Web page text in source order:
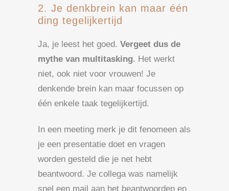
2. Je denkbrein kan maar één
ding tegelijkertijd
Ja, je leest het goed. Vergeet dus de
mythe van multitasking. Het werkt
niet, ook niet voor vrouwen! Je
denkende brein kan maar focussen op
één enkele taak tegelijkertijd.
In een meeting merk je dit fenomeen als
je een presentatie doet en vragen
worden gesteld die je net hebt
beantwoord. Je collega was namelijk
snel een mail aan het beantwoorden en